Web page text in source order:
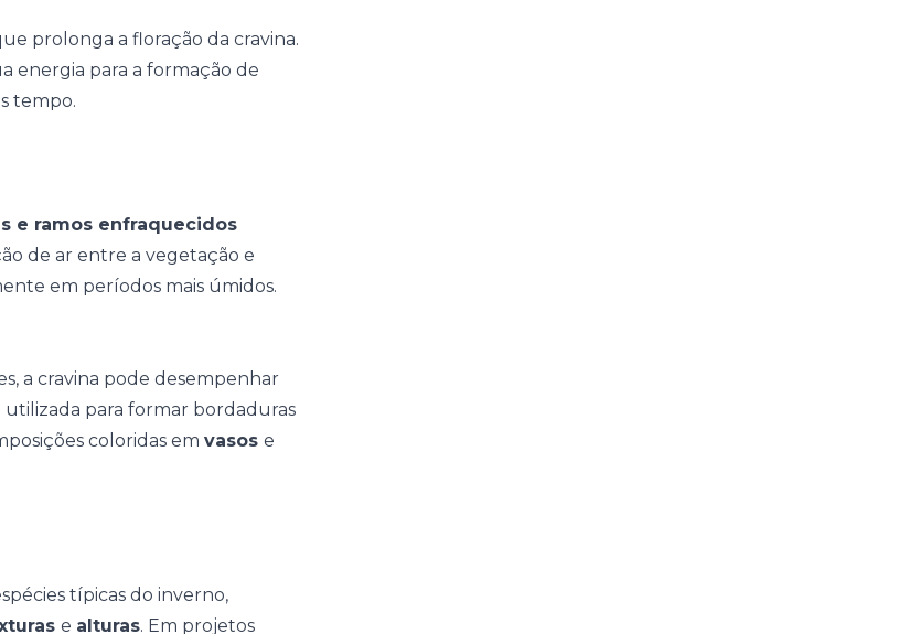
prolonga a floração da cravina.
energia para a formação de
tempo.
e ramos enfraquecidos
de ar entre a vegetação e
em períodos mais úmidos.
a cravina pode desempenhar
para formar bordaduras
coloridas em vasos e
típicas do inverno,
e alturas. Em projetos